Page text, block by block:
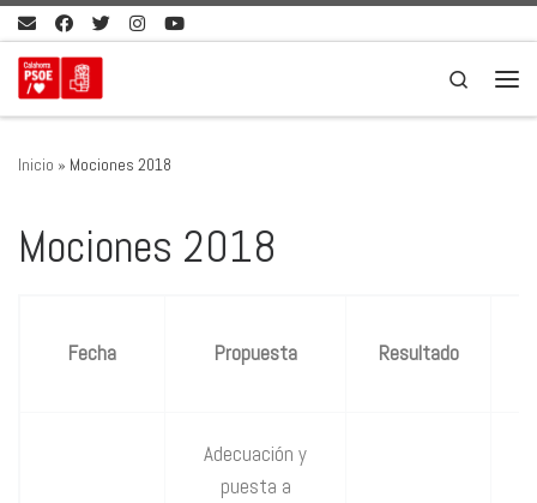
Saltar al contenido
Search
Inicio » Mociones 2018
Mociones 2018
Fecha Propuesta Resultado
Adecuación y
puesta a